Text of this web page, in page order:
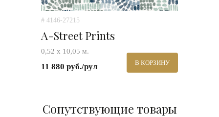
# 4146-27215
A-Street Prints
0,52 х 10,05 м.
11 880 руб./рул В КОРЗИНУ
Сопутствующие товары